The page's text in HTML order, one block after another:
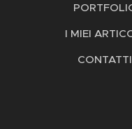
I MIEI
CONTATTI